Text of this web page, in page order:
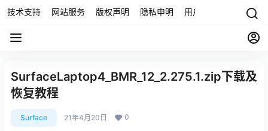
技术支持 网站服务 版权声明 隐私申明 用户协议 联系我们
SurfaceLaptop4_BMR_12_2.275.1.zip下载及
恢复教程
Surface 21年4月20日 0